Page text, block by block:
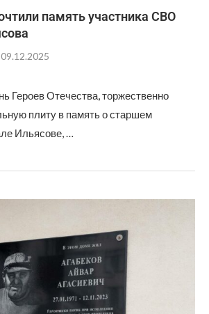
память участника СВО
09.12.2025
Героев Отечества, торжественно
плиту в память о старшем
Ильясове, …